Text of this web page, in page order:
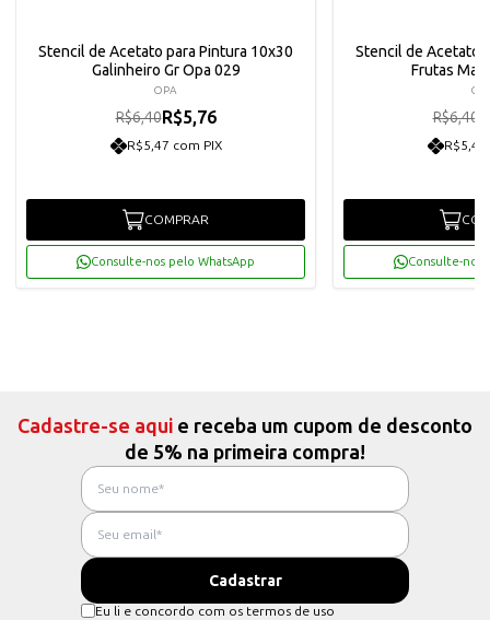
Stencil de Acetato para Pintura 10x30
Galinheiro Gr Opa 029
OPA
R$6,40R$5,76
R$5,47 com PIX
COMPRAR
Consulte-nos pelo WhatsApp
Stencil de Acetato
Frutas
R$6,40
R$5,47
Consulte-nos
Cadastre-se aqui e receba um cupom de desconto
de 5% na primeira compra!
Eu li e concordo com os termos de uso